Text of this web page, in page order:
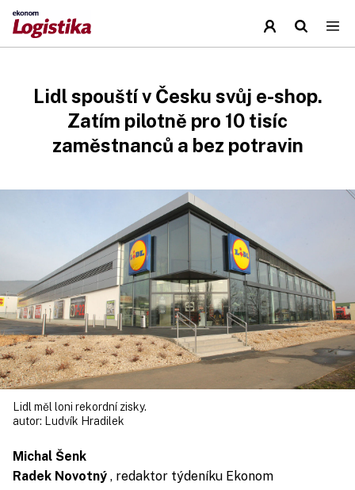
Lidl spouští v Česku svůj e-shop.
Zatím pilotně pro 10 tisíc
zaměstnanců a bez potravin
Lidl měl loni rekordní zisky.
autor:
Ludvík Hradilek
Michal Šenk
Radek Novotný , redaktor týdeníku Ekonom